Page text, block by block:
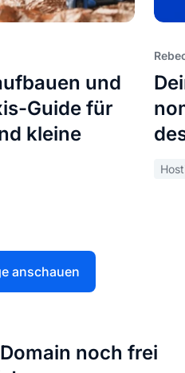
und
Guide für
kleine
anschauen
noch frei